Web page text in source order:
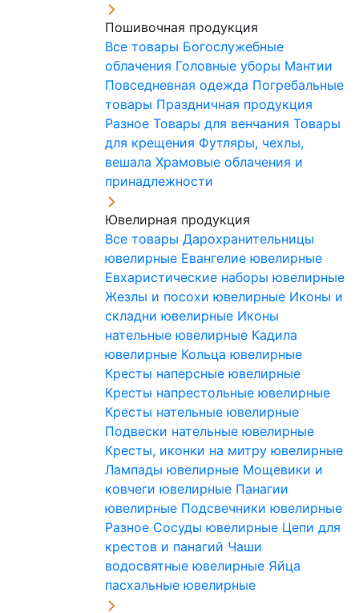
Пошивочная продукция
Все товары Богослужебные
облачения Головные уборы Мантии
Повседневная одежда Погребальные
товары Праздничная продукция
Разное Товары для венчания Товары
для крещения Футляры, чехлы,
вешала Храмовые облачения и
принадлежности
Ювелирная продукция
Все товары Дарохранительницы
ювелирные Евангелие ювелирные
Евхаристические наборы ювелирные
Жезлы и посохи ювелирные Иконы и
складни ювелирные Иконы
нательные ювелирные Кадила
ювелирные Кольца ювелирные
Кресты наперсные ювелирные
Кресты напрестольные ювелирные
Кресты нательные ювелирные
Подвески нательные ювелирные
Кресты, иконки на митру ювелирные
Лампады ювелирные Мощевики и
ковчеги ювелирные Панагии
ювелирные Подсвечники ювелирные
Разное Сосуды ювелирные Цепи для
крестов и панагий Чаши
водосвятные ювелирные Яйца
пасхальные ювелирные